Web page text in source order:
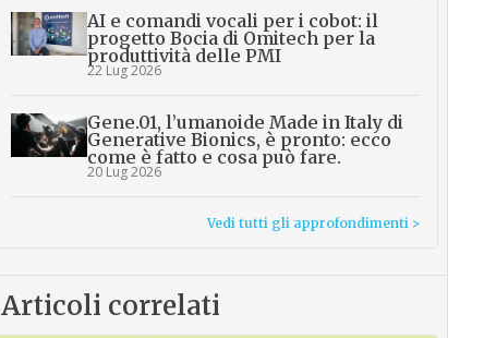
AI e comandi vocali per i cobot: il
progetto Bocia di Omitech per la
produttività delle PMI
22 Lug 2026
Gene.01, l’umanoide Made in Italy di
Generative Bionics, è pronto: ecco
come è fatto e cosa può fare.
20 Lug 2026
Vedi tutti gli approfondimenti >
Articoli correlati